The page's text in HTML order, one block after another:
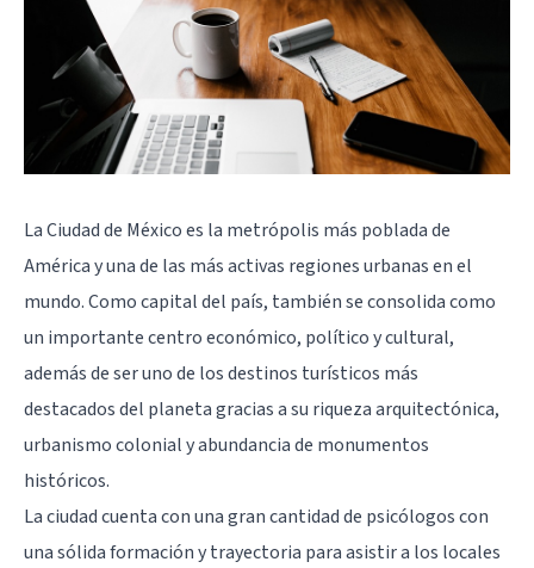
La Ciudad de México es la metrópolis más poblada de
América y una de las más activas regiones urbanas en el
mundo. Como capital del país, también se consolida como
un importante centro económico, político y cultural,
además de ser uno de los destinos turísticos más
destacados del planeta gracias a su riqueza arquitectónica,
urbanismo colonial y abundancia de monumentos
históricos.
La ciudad cuenta con una gran cantidad de psicólogos con
una sólida formación y trayectoria para asistir a los locales